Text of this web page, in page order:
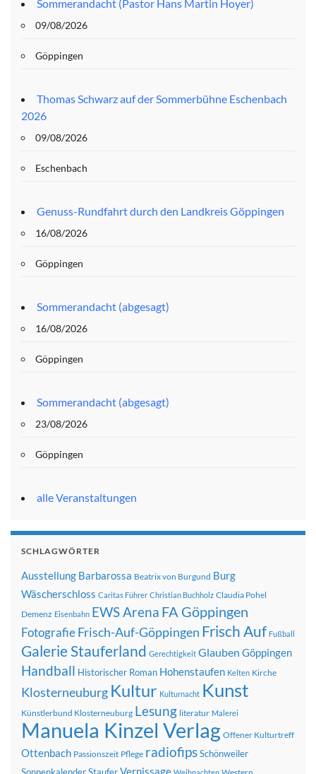
Sommerandacht (Pastor Hans Martin Hoyer)
09/08/2026
Göppingen
Thomas Schwarz auf der Sommerbühne Eschenbach
2026
09/08/2026
Eschenbach
Genuss-Rundfahrt durch den Landkreis Göppingen
16/08/2026
Göppingen
Sommerandacht (abgesagt)
16/08/2026
Göppingen
Sommerandacht (abgesagt)
23/08/2026
Göppingen
alle Veranstaltungen
SCHLAGWÖRTER
Ausstellung Barbarossa Beatrix von Burgund Burg
Wäscherschloss Caritas Führer Christian Buchholz Claudia Pohel
Demenz Eisenbahn EWS Arena FA Göppingen
FotografieFrisch-Auf-Göppingen Frisch Auf Fußball
Galerie Stauferland Gerechtigkeit Glauben Göppingen
Handball Historischer Roman Hohenstaufen Kelten Kirche
Klosterneuburg Kultur Kulturnacht Kunst
Künstlerbund Klosterneuburg Lesung literatur Malerei
Manuela Kinzel Verlag Offener Kulturtreff
Ottenbach Passionszeit Pflege radiofipsSchönweiler
Vernissage